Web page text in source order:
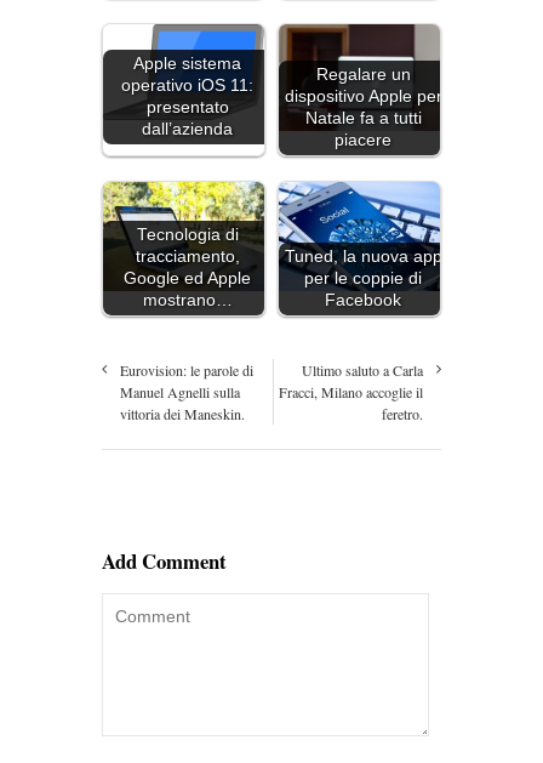
Apple sistema
operativo iOS 11:
presentato
dall’azienda
Regalare un
dispositivo Apple per
Natale fa a tutti
piacere
Tecnologia di
tracciamento,
Google ed Apple
mostrano…
Tuned, la nuova app
per le coppie di
Facebook
Eurovision: le parole di
Manuel Agnelli sulla
vittoria dei Maneskin.
Ultimo saluto a Carla
Fracci, Milano accoglie il
feretro.
Add Comment